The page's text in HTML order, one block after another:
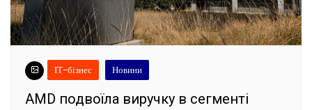
ІТ-бізнес Новини
AMD подвоїла виручку в сегменті